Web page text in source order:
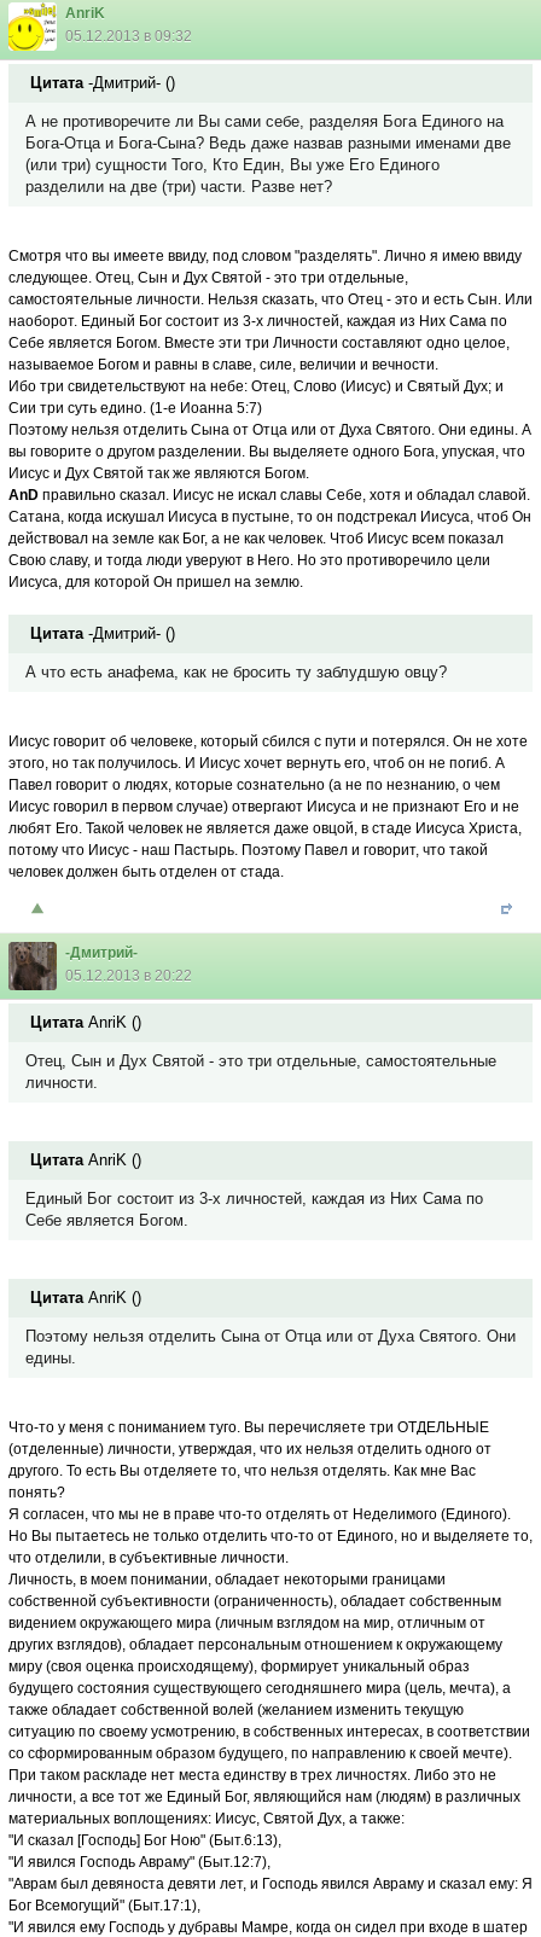
AnriK
05.12.2013 в 09:32
Цитата -Дмитрий- ()
А не противоречите ли Вы сами себе, разделяя Бога Единого на
Бога-Отца и Бога-Сына? Ведь даже назвав разными именами две
(или три) сущности Того, Кто Един, Вы уже Его Единого
разделили на две (три) части. Разве нет?
Смотря что вы имеете ввиду, под словом "разделять". Лично я имею ввиду
следующее. Отец, Сын и Дух Святой - это три отдельные,
самостоятельные личности. Нельзя сказать, что Отец - это и есть Сын. Или
наоборот. Единый Бог состоит из 3-х личностей, каждая из Них Сама по
Себе является Богом. Вместе эти три Личности составляют одно целое,
называемое Богом и равны в славе, силе, величии и вечности.
Ибо три свидетельствуют на небе: Отец, Слово (Иисус) и Святый Дух; и
Сии три суть едино. (1-е Иоанна 5:7)
Поэтому нельзя отделить Сына от Отца или от Духа Святого. Они едины. А
вы говорите о другом разделении. Вы выделяете одного Бога, упуская, что
Иисус и Дух Святой так же являются Богом.
AnD правильно сказал. Иисус не искал славы Себе, хотя и обладал славой.
Сатана, когда искушал Иисуса в пустыне, то он подстрекал Иисуса, чтоб Он
действовал на земле как Бог, а не как человек. Чтоб Иисус всем показал
Свою славу, и тогда люди уверуют в Него. Но это противоречило цели
Иисуса, для которой Он пришел на землю.
Цитата -Дмитрий- ()
А что есть анафема, как не бросить ту заблудшую овцу?
Иисус говорит об человеке, который сбился с пути и потерялся. Он не хоте
этого, но так получилось. И Иисус хочет вернуть его, чтоб он не погиб. А
Павел говорит о людях, которые сознательно (а не по незнанию, о чем
Иисус говорил в первом случае) отвергают Иисуса и не признают Его и не
любят Его. Такой человек не является даже овцой, в стаде Иисуса Христа,
потому что Иисус - наш Пастырь. Поэтому Павел и говорит, что такой
человек должен быть отделен от стада.
-Дмитрий-
05.12.2013 в 20:22
Цитата AnriK ()
Отец, Сын и Дух Святой - это три отдельные, самостоятельные
личности.
Цитата AnriK ()
Единый Бог состоит из 3-х личностей, каждая из Них Сама по
Себе является Богом.
Цитата AnriK ()
Поэтому нельзя отделить Сына от Отца или от Духа Святого. Они
едины.
Что-то у меня с пониманием туго. Вы перечисляете три ОТДЕЛЬНЫЕ
(отделенные) личности, утверждая, что их нельзя отделить одного от
другого. То есть Вы отделяете то, что нельзя отделять. Как мне Вас
понять?
Я согласен, что мы не в праве что-то отделять от Неделимого (Единого).
Но Вы пытаетесь не только отделить что-то от Единого, но и выделяете то,
что отделили, в субъективные личности.
Личность, в моем понимании, обладает некоторыми границами
собственной субъективности (ограниченность), обладает собственным
видением окружающего мира (личным взглядом на мир, отличным от
других взглядов), обладает персональным отношением к окружающему
миру (своя оценка происходящему), формирует уникальный образ
будущего состояния существующего сегодняшнего мира (цель, мечта), а
также обладает собственной волей (желанием изменить текущую
ситуацию по своему усмотрению, в собственных интересах, в соответствии
со сформированным образом будущего, по направлению к своей мечте).
При таком раскладе нет места единству в трех личностях. Либо это не
личности, а все тот же Единый Бог, являющийся нам (людям) в различных
материальных воплощениях: Иисус, Святой Дух, а также:
"И сказал [Господь] Бог Ною" (Быт.6:13),
"И явился Господь Авраму" (Быт.12:7),
"Аврам был девяноста девяти лет, и Господь явился Авраму и сказал ему: Я
Бог Всемогущий" (Быт.17:1),
"И явился ему Господь у дубравы Мамре, когда он сидел при входе в шатер